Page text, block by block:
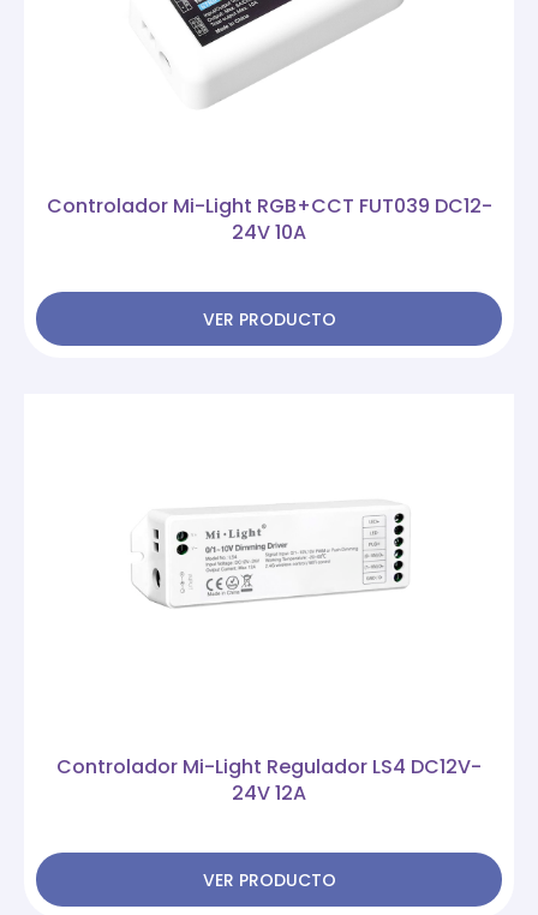
Controlador Mi-Light RGB+CCT FUT039 DC12-
24V 10A
VER PRODUCTO
Controlador Mi-Light Regulador LS4 DC12V-
24V 12A
VER PRODUCTO